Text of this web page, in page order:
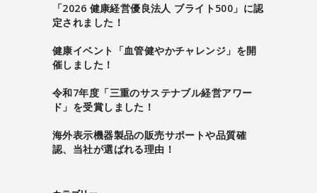
「2026 健康経営優良法人 ブライト500」に認
定されました！
健康イベント「血管健やかチャレンジ」を開
催しました！
令和7年度「三重のサステナブル経営アワー
ド」を受賞しました！
海外表示機器製品の販売サポートや品質確
認、当社が選ばれる理由！